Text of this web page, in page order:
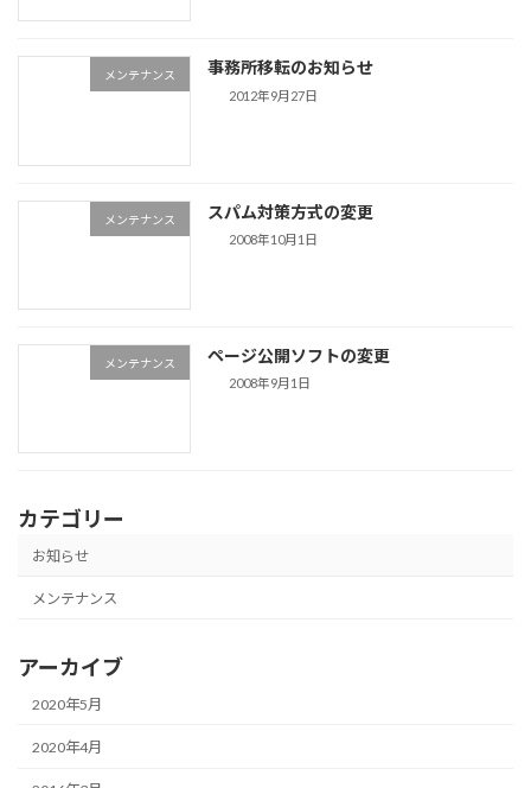
メンテナンス 事務所移転のお知らせ
2012年9月27日
メンテナンス スパム対策方式の変更
2008年10月1日
メンテナンス ページ公開ソフトの変更
2008年9月1日
カテゴリー
お知らせ
メンテナンス
アーカイブ
2020年5月
2020年4月